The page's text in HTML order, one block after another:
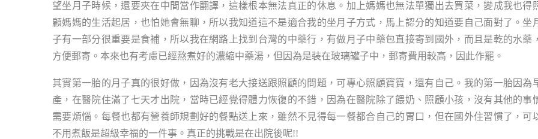
望坐月子時候，還要夾在中間當作翻譯，這樣根本無法真正的休息。加上媽媽也無法單獨出去買菜，變成我也得
顧媽媽的生活起居，也怕她會無聊，所以我知道這不是適合我的坐月子方式，馬上認分的知道要自己面對了。坐
子有一部分很重要是食補，所以我在網路上找到台灣的中藥行，有做月子中藥包直接寄到國外，而且是乾的水藥，
方便郵寄。本來也有考慮已經熬煮好的濃縮中藥湯，但因為是裝在玻璃罐子中，郵寄費用較高，因此作罷。
其實第一胎的月子真的很好做，因為沒有老大接送跟照顧的問題，可專心照顧寶寶，還有自己。我的第一胎因為
產，在醫院住滿了七天才出院，當時已經覺得體力恢復的不錯，因為在醫院除了餵奶、照顧小孩，沒有其他的事
需要煩惱。每餐也都有營養師規劃好的餐點送上來，雖然不見得每一餐都合自己的胃口，但在國外住習慣了，可
不用煮飯是超級幸福的一件事。真正的挑戰是在出院後呢!!